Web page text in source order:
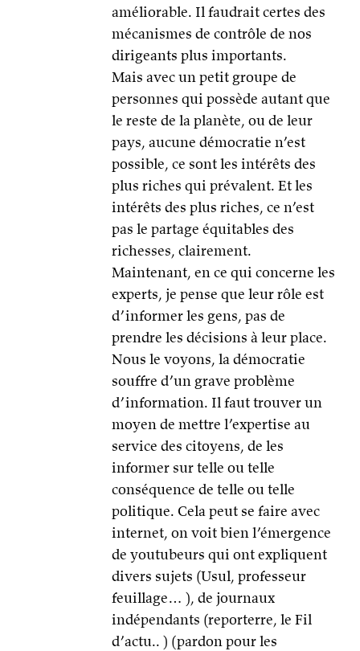
améliorable. Il faudrait certes des
mécanismes de contrôle de nos
dirigeants plus importants.
Mais avec un petit groupe de
personnes qui possède autant que
le reste de la planète, ou de leur
pays, aucune démocratie n’est
possible, ce sont les intérêts des
plus riches qui prévalent. Et les
intérêts des plus riches, ce n’est
pas le partage équitables des
richesses, clairement.
Maintenant, en ce qui concerne les
experts, je pense que leur rôle est
d’informer les gens, pas de
prendre les décisions à leur place.
Nous le voyons, la démocratie
souffre d’un grave problème
d’information. Il faut trouver un
moyen de mettre l’expertise au
service des citoyens, de les
informer sur telle ou telle
conséquence de telle ou telle
politique. Cela peut se faire avec
internet, on voit bien l’émergence
de youtubeurs qui ont expliquent
divers sujets (Usul, professeur
feuillage… ), de journaux
indépendants (reporterre, le Fil
d’actu.. ) (pardon pour les